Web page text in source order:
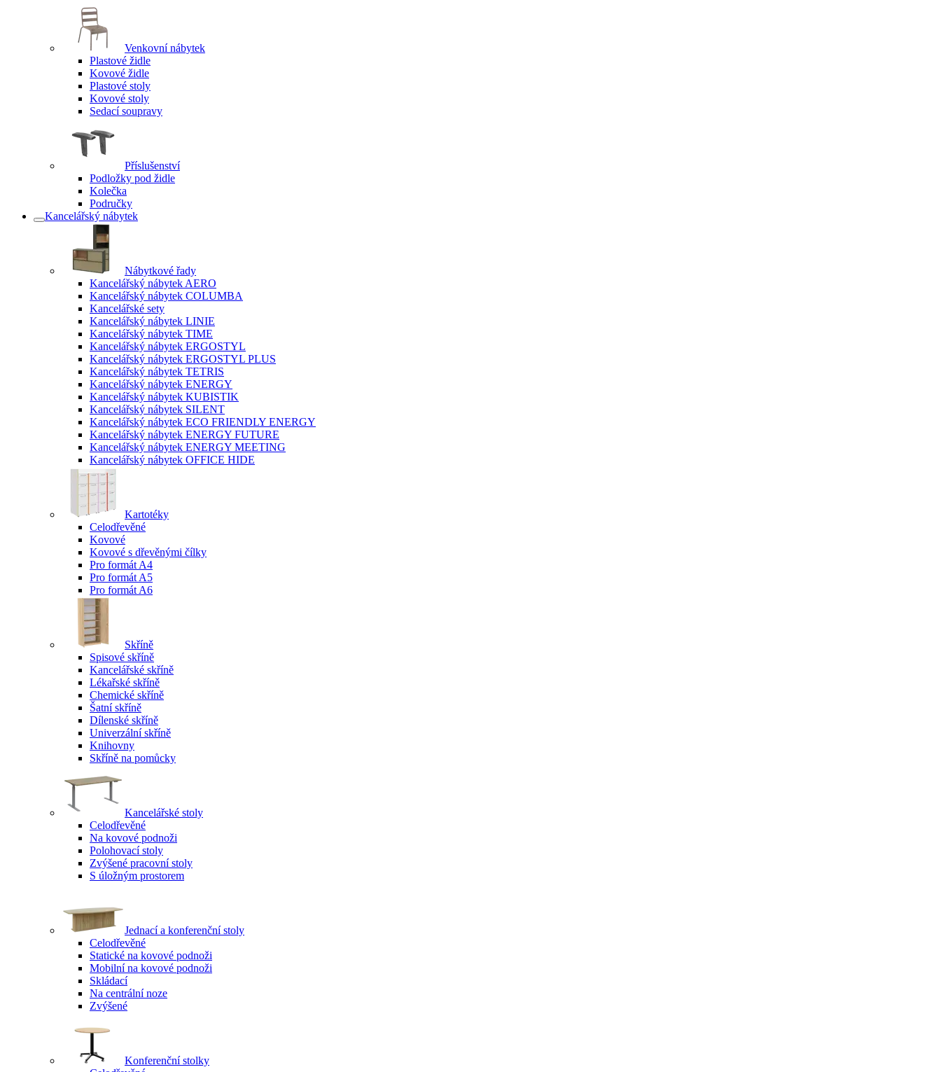
Venkovní nábytek
Plastové židle
Kovové židle
Plastové stoly
Kovové stoly
Sedací soupravy
Příslušenství
Podložky pod židle
Kolečka
Područky
Kancelářský nábytek
Nábytkové řady
Kancelářský nábytek AERO
Kancelářský nábytek COLUMBA
Kancelářské sety
Kancelářský nábytek LINIE
Kancelářský nábytek TIME
Kancelářský nábytek ERGOSTYL
Kancelářský nábytek ERGOSTYL PLUS
Kancelářský nábytek TETRIS
Kancelářský nábytek ENERGY
Kancelářský nábytek KUBISTIK
Kancelářský nábytek SILENT
Kancelářský nábytek ECO FRIENDLY ENERGY
Kancelářský nábytek ENERGY FUTURE
Kancelářský nábytek ENERGY MEETING
Kancelářský nábytek OFFICE HIDE
Kartotéky
Celodřevěné
Kovové
Kovové s dřevěnými čílky
Pro formát A4
Pro formát A5
Pro formát A6
Skříně
Spisové skříně
Kancelářské skříně
Lékařské skříně
Chemické skříně
Šatní skříně
Dílenské skříně
Univerzální skříně
Knihovny
Skříně na pomůcky
Kancelářské stoly
Celodřevěné
Na kovové podnoži
Polohovací stoly
Zvýšené pracovní stoly
S úložným prostorem
Jednací a konferenční stoly
Celodřevěné
Statické na kovové podnoži
Mobilní na kovové podnoži
Skládací
Na centrální noze
Zvýšené
Konferenční stolky